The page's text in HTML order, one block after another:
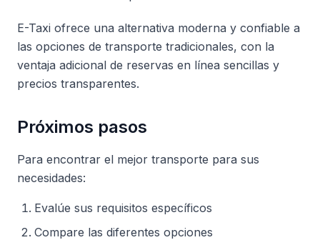
E-Taxi ofrece una alternativa moderna y confiable a
las opciones de transporte tradicionales, con la
ventaja adicional de reservas en línea sencillas y
precios transparentes.
Próximos pasos
Para encontrar el mejor transporte para sus
necesidades:
Evalúe sus requisitos específicos
Compare las diferentes opciones